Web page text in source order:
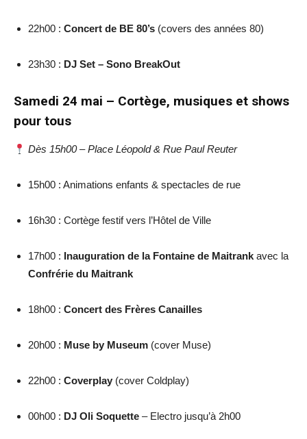
22h00 : Concert de BE 80’s (covers des années 80)
23h30 : DJ Set – Sono BreakOut
Samedi 24 mai – Cortège, musiques et shows
pour tous
Dès 15h00 – Place Léopold & Rue Paul Reuter
15h00 : Animations enfants & spectacles de rue
16h30 : Cortège festif vers l’Hôtel de Ville
17h00 : Inauguration de la Fontaine de Maitrank avec la
Confrérie du Maitrank
18h00 : Concert des Frères Canailles
20h00 : Muse by Museum (cover Muse)
22h00 : Coverplay (cover Coldplay)
00h00 : DJ Oli Soquette – Electro jusqu’à 2h00